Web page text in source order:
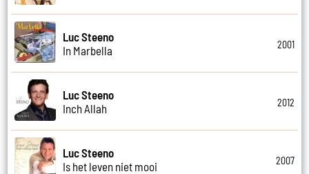
Luc Steeno
In Marbella
2001
Luc Steeno
Inch Allah
2012
Luc Steeno
Is het leven niet mooi
2007